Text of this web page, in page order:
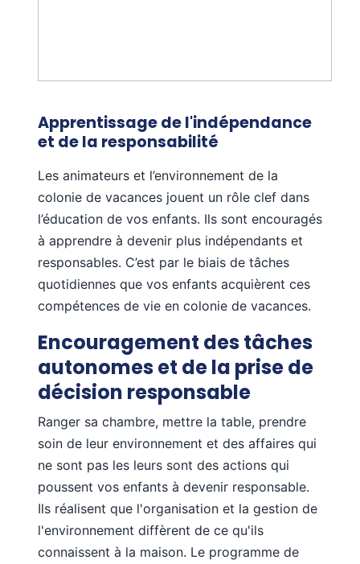
Apprentissage de l'indépendance
et de la responsabilité
Les animateurs et l’environnement de la
colonie de vacances jouent un rôle clef dans
l’éducation de vos enfants. Ils sont encouragés
à apprendre à devenir plus indépendants et
responsables. C’est par le biais de tâches
quotidiennes que vos enfants acquièrent ces
compétences de vie en colonie de vacances.
Encouragement des tâches
autonomes et de la prise de
décision responsable
Ranger sa chambre, mettre la table, prendre
soin de leur environnement et des affaires qui
ne sont pas les leurs sont des actions qui
poussent vos enfants à devenir responsable.
Ils réalisent que l'organisation et la gestion de
l'environnement diffèrent de ce qu'ils
connaissent à la maison. Le programme de